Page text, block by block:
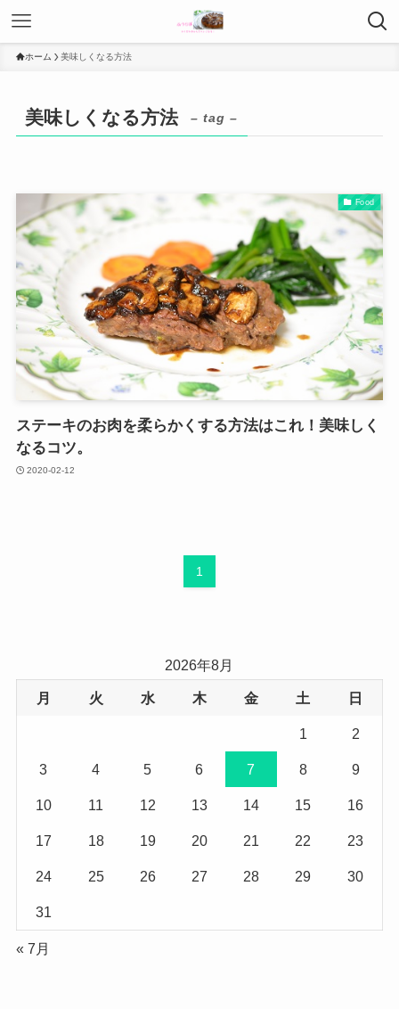
ホーム 美味しくなる方法
美味しくなる方法 – tag –
Food
ステーキのお肉を柔らかくする方法はこれ！美味しく
なるコツ。
2020-02-12
1
2026年8月
月 火 水 木 金 土 日
1 2
3 4 5 6 7 8 9
10 11 12 13 14 15 16
17 18 19 20 21 22 23
24 25 26 27 28 29 30
31
« 7月